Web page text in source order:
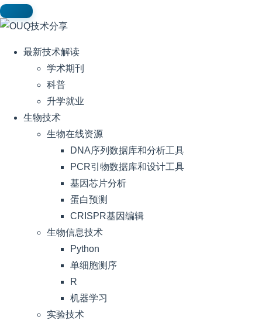
最新技术解读
学术期刊
科普
升学就业
生物技术
生物在线资源
DNA序列数据库和分析工具
PCR引物数据库和设计工具
基因芯片分析
蛋白预测
CRISPR基因编辑
生物信息技术
Python
单细胞测序
R
机器学习
实验技术